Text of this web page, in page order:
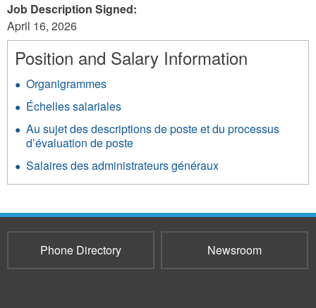
Job Description Signed:
April 16, 2026
Position and Salary Information
Organigrammes
Échelles salariales
Au sujet des descriptions de poste et du processus
d’évaluation de poste
Salaires des administrateurs généraux
Phone Directory Newsroom